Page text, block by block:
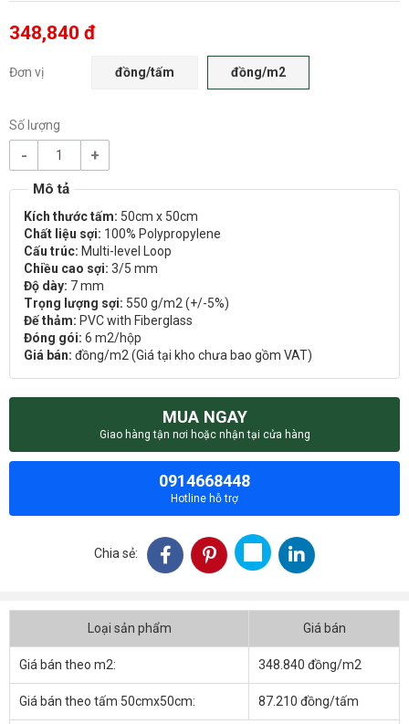
348,840 đ
Đơn vị đồng/tấm đồng/m2
Số lượng
- +
Kích thước tấm: 50cm x 50cm
Chất liệu sợi: 100% Polypropylene
Cấu trúc: Multi-level Loop
Chiều cao sợi: 3/5 mm
Độ dày: 7 mm
Trọng lượng sợi: 550 g/m2 (+/-5%)
Đế thảm: PVC with Fiberglass
Đóng gói: 6 m2/hộp
Giá bán: đồng/m2 (Giá tại kho chưa bao gồm VAT)
MUA NGAY
Giao hàng tận nơi hoặc nhận tại cửa hàng
0914668448
Hotline hỗ trợ
Chia sẻ:
Loại sản phẩm Giá bán
Giá bán theo m2: 348.840 đồng/m2
Giá bán theo tấm 50cmx50cm: 87.210 đồng/tấm